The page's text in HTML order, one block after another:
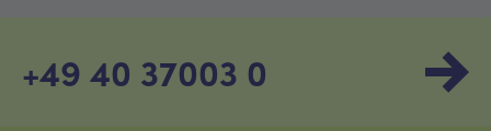
+49 40 37003 0